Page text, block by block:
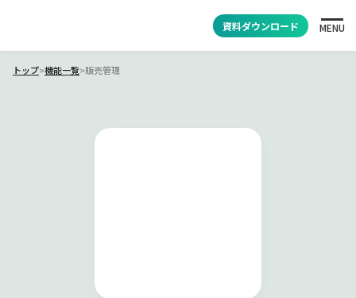
資料ダウンロード MENU
トップ>機能一覧>販売管理